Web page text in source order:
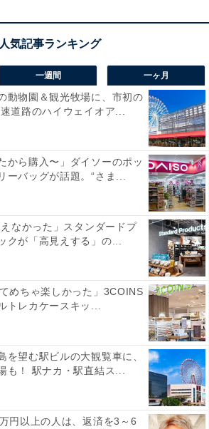
ためにできること
後、絶対に避けたいのが商品の紛失
くなると、どこに置いたのか忘れて
しょう。それを防ぐための方法は大
おく
一週間 一ヶ月
動物園＆観光牧場に、市初の
道路のハイウェイオア...
から購入〜」ダイソーのポッ
ーバッグが話題。“さま...
えなかった」スタンダードプ
クが「高見えする」の...
めちゃ楽しかった」3COINS
トレカケースキッ...
を望む駅ビルの大観覧車に、
も！ 駅ナカ・駅直結ス...
円以上の人は、返済を3～6